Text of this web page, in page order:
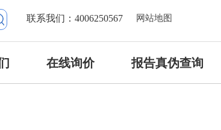
网站地图
联系我们：4006250567
在线询价 报告真伪查询